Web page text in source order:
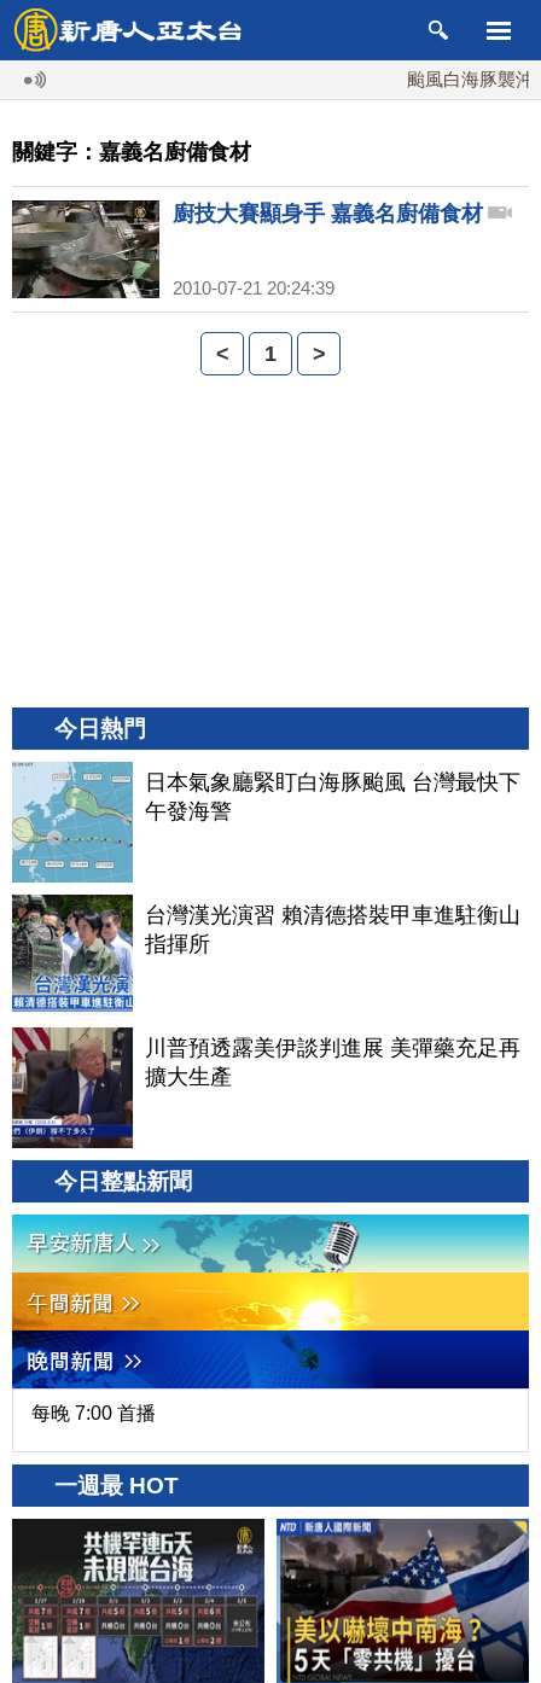
颱風白海豚襲沖
關鍵字：嘉義名廚備食材
廚技大賽顯身手 嘉義名廚備食材
2010-07-21 20:24:39
< 1 >
今日熱門
日本氣象廳緊盯白海豚颱風 台灣最快下
午發海警
台灣漢光演習 賴清德搭裝甲車進駐衡山
指揮所
川普預透露美伊談判進展 美彈藥充足再
擴大生產
今日整點新聞
每晚 7:00 首播
一週最 HOT